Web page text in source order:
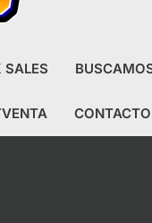
SALES
CONTACTO